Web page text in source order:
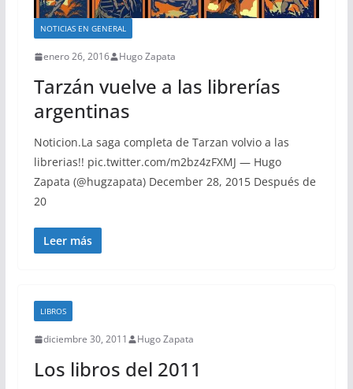
NOTICIAS EN GENERAL
enero 26, 2016 Hugo Zapata
Tarzán vuelve a las librerías
argentinas
Noticion.La saga completa de Tarzan volvio a las
librerias!! pic.twitter.com/m2bz4zFXMJ — Hugo
Zapata (@hugzapata) December 28, 2015 Después de
20
Leer más
LIBROS
diciembre 30, 2011 Hugo Zapata
Los libros del 2011